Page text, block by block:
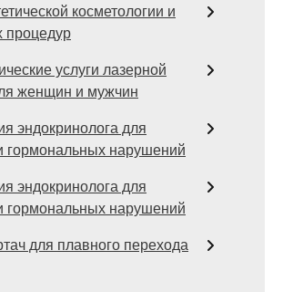
косметологии и
процедур
услуги лазерной
женщин и мужчин
эндокринолога для
гормональных нарушений
эндокринолога для
гормональных нарушений
для плавного перехода